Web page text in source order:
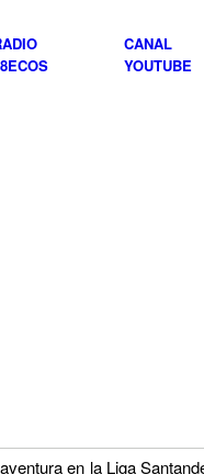
CANAL
YOUTUBE
en la Liga